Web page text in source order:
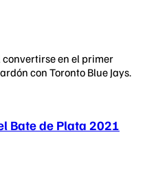
en el primer
con Toronto Blue Jays.
Bate de Plata 2021